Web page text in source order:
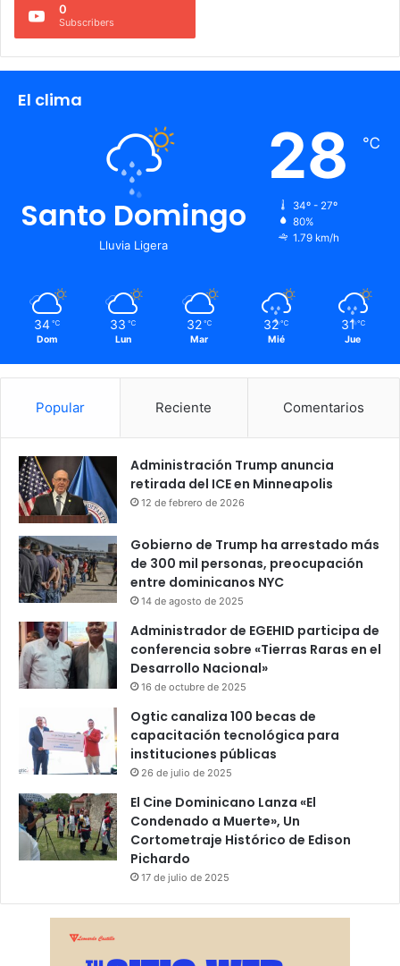
0
Subscribers
El clima
Santo Domingo
Lluvia Ligera
28 ℃
34º - 27º
80%
1.79 km/h
34 ℃
Dom
33 ℃
Lun
32 ℃
Mar
32 ℃
Mié
31 ℃
Jue
Popular Reciente Comentarios
Administración Trump anuncia
retirada del ICE en Minneapolis
12 de febrero de 2026
Gobierno de Trump ha arrestado más
de 300 mil personas, preocupación
entre dominicanos NYC
14 de agosto de 2025
Administrador de EGEHID participa de
conferencia sobre «Tierras Raras en el
Desarrollo Nacional»
16 de octubre de 2025
Ogtic canaliza 100 becas de
capacitación tecnológica para
instituciones públicas
26 de julio de 2025
El Cine Dominicano Lanza «El
Condenado a Muerte», Un
Cortometraje Histórico de Edison
Pichardo
17 de julio de 2025